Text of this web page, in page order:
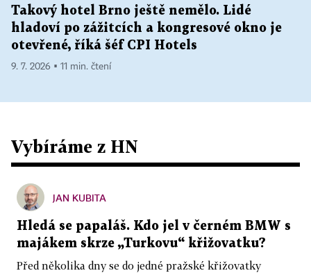
Takový hotel Brno ještě nemělo. Lidé
hladoví po zážitcích a kongresové okno je
otevřené, říká šéf CPI Hotels
9. 7. 2026 ▪ 11 min. čtení
Vybíráme z HN
JAN KUBITA
Hledá se papaláš. Kdo jel v černém BMW s
majákem skrze „Turkovu“ křižovatku?
Před několika dny se do jedné pražské křižovatky